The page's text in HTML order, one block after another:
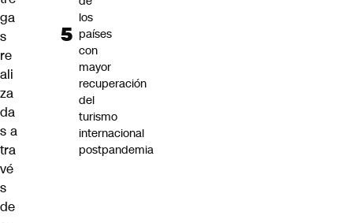
ga
s
re
ali
za
da
s a
tra
vé
s
de
los
países
con
mayor
recuperación
del
turismo
internacional
postpandemia